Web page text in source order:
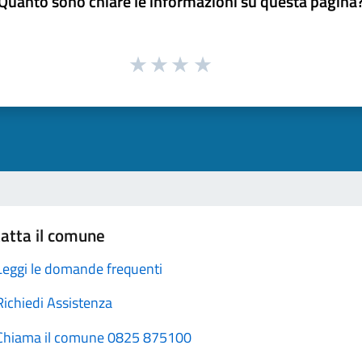
il comune
le domande frequenti
Assistenza
il comune 0825 875100